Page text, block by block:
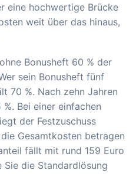
eine hochwertige Brücke
weit über das hinaus,
Bonusheft 60 % der
sein Bonusheft fünf
70 %. Nach zehn Jahren
Bei einer einfachen
der Festzuschuss
Gesamtkosten betragen
fällt mit rund 159 Euro
Sie die Standardlösung